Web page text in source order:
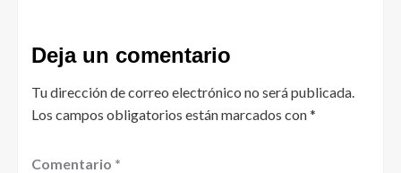
Deja un comentario
Tu dirección de correo electrónico no será publicada.
Los campos obligatorios están marcados con*
Comentario *